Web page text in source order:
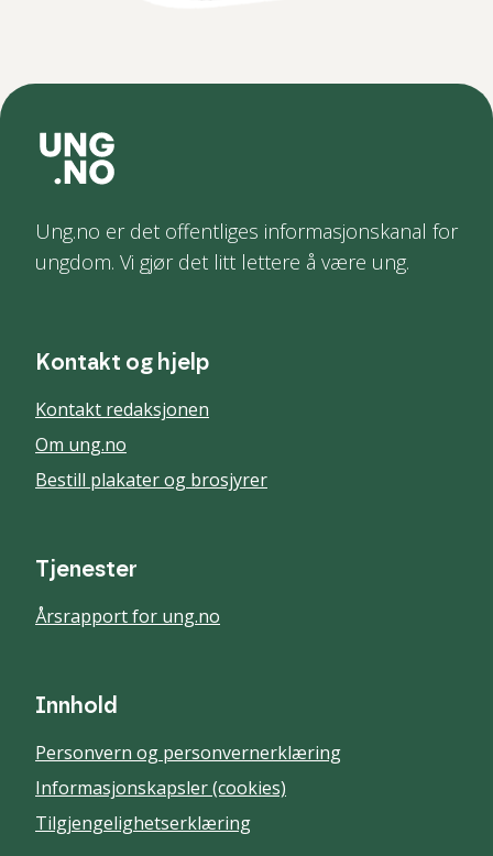
Ung.no er det offentliges informasjonskanal for
ungdom. Vi gjør det litt lettere å være ung.
Kontakt og hjelp
Kontakt redaksjonen
Om ung.no
Bestill plakater og brosjyrer
Tjenester
Årsrapport for ung.no
Innhold
Personvern og personvernerklæring
Informasjonskapsler (cookies)
Tilgjengelighetserklæring